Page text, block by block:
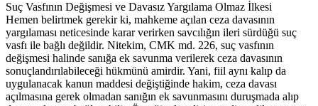
Suç Vasfının Değişmesi ve Davasız Yargılama Olmaz İlkesi
Hemen belirtmek gerekir ki, mahkeme açılan ceza davasının
yargılaması neticesinde karar verirken savcılığın ileri sürdüğü suç
vasfı ile bağlı değildir. Nitekim, CMK md. 226, suç vasfının
değişmesi halinde sanığa ek savunma verilerek ceza davasının
sonuçlandırılabileceği hükmünü amirdir. Yani, fiil aynı kalıp da
uygulanacak kanun maddesi değiştiğinde hakim, ceza davası
açılmasına gerek olmadan sanığın ek savunmasını duruşmada alıp